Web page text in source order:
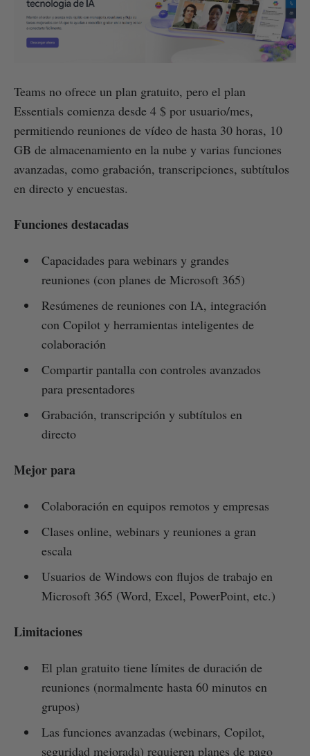
Teams no ofrece un plan gratuito, pero el plan
Essentials comienza desde 4 $ por usuario/mes,
permitiendo reuniones de vídeo de hasta 30 horas, 10
GB de almacenamiento en la nube y varias funciones
avanzadas, como grabación, transcripciones, subtítulos
en directo y encuestas.
Funciones destacadas
Capacidades para webinars y grandes
reuniones (con planes de Microsoft 365)
Resúmenes de reuniones con IA, integración
con Copilot y herramientas inteligentes de
colaboración
Compartir pantalla con controles avanzados
para presentadores
Grabación, transcripción y subtítulos en
directo
Mejor para
Colaboración en equipos remotos y empresas
Clases online, webinars y reuniones a gran
escala
Usuarios de Windows con flujos de trabajo en
Microsoft 365 (Word, Excel, PowerPoint, etc.)
Limitaciones
El plan gratuito tiene límites de duración de
reuniones (normalmente hasta 60 minutos en
grupos)
Las funciones avanzadas (webinars, Copilot,
seguridad mejorada) requieren planes de pago